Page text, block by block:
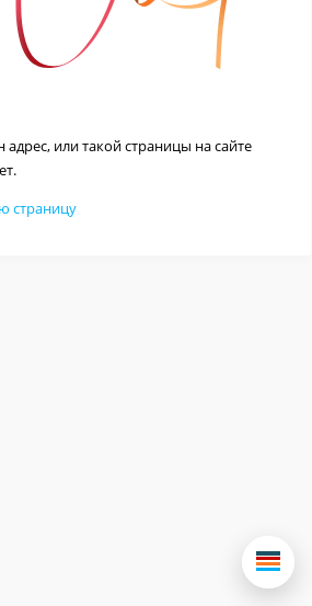
или такой страницы на сайте
страницу